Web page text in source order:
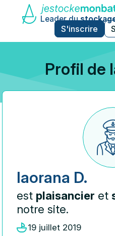
Leader du
S'inscrire
Profil de
Iaorana D.
est plaisancier et
notre site.
19 juillet 2019